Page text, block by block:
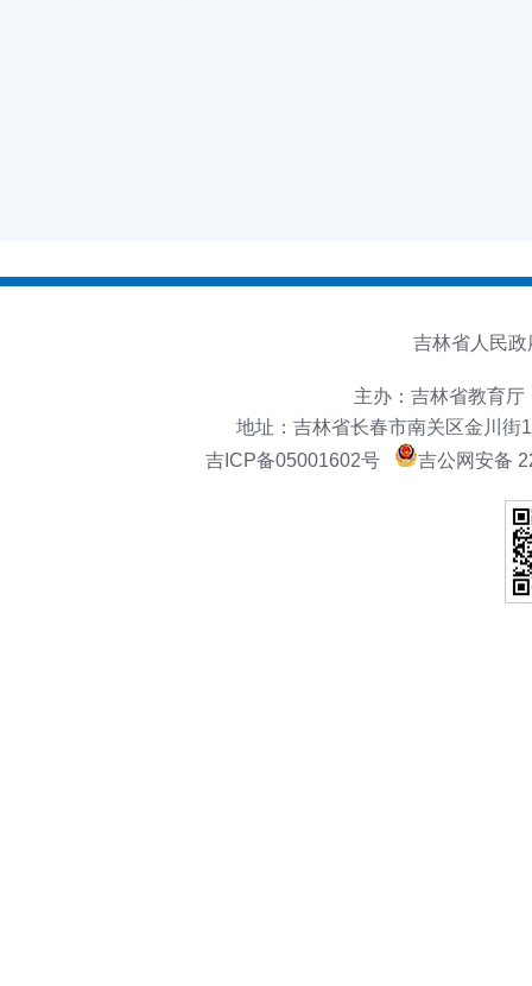
吉林省人民政
主办：吉林省教育
地址：吉林省长春市南关区金川
吉ICP备05001602号
吉公网安备